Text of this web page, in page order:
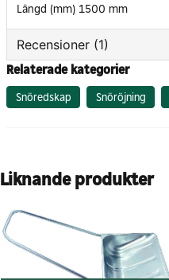
Längd (mm) 1500 mm
Recensioner (1)
Anonym
för 6 månader sedan
Relaterade kategorier
Snöredskap Snöröjning
Liknande produkter